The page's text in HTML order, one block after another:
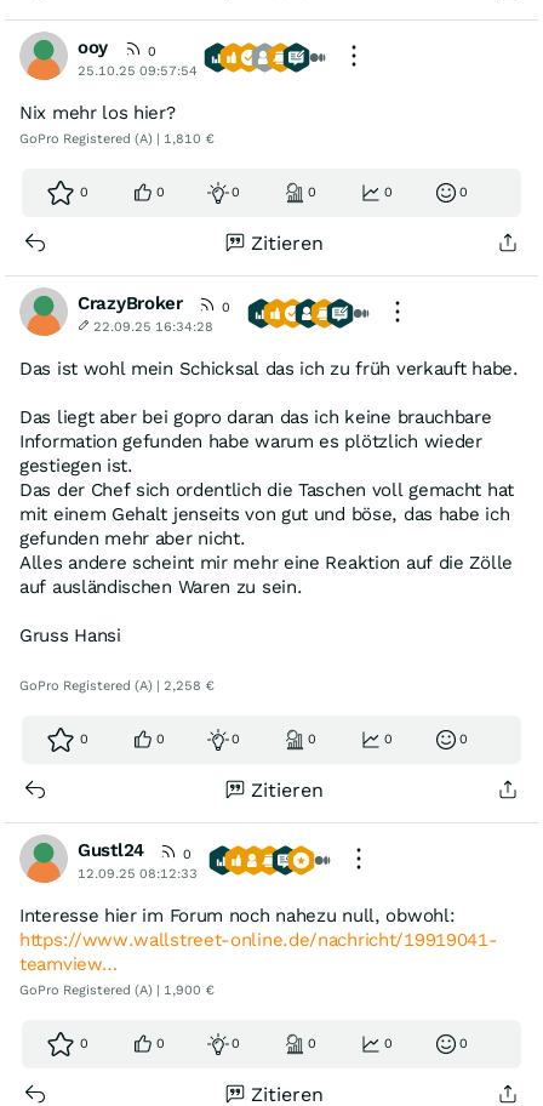
ooy
0
25.10.25 09:57:54
Nix mehr los hier?
GoPro Registered (A) | 1,810 €
0 0 0 0 0 0
Zitieren
CrazyBroker
0
22.09.25 16:34:28
Das ist wohl mein Schicksal das ich zu früh verkauft habe.
Das liegt aber bei gopro daran das ich keine brauchbare
Information gefunden habe warum es plötzlich wieder
gestiegen ist.
Das der Chef sich ordentlich die Taschen voll gemacht hat
mit einem Gehalt jenseits von gut und böse, das habe ich
gefunden mehr aber nicht.
Alles andere scheint mir mehr eine Reaktion auf die Zölle
auf ausländischen Waren zu sein.
Gruss Hansi
GoPro Registered (A) | 2,258 €
0 0 0 0 0 0
Zitieren
Gustl24
0
12.09.25 08:12:33
Interesse hier im Forum noch nahezu null, obwohl:
https://www.wallstreet-online.de/nachricht/19919041-
teamview…
GoPro Registered (A) | 1,900 €
0 0 0 0 0 0
Zitieren